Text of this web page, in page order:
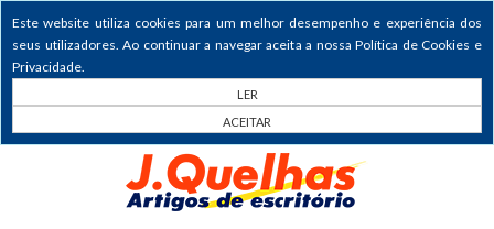
Este website utiliza cookies para um melhor desempenho e experiência dos
seus utilizadores. Ao continuar a navegar aceita a nossa Política de Cookies e
Privacidade.
LER
ACEITAR